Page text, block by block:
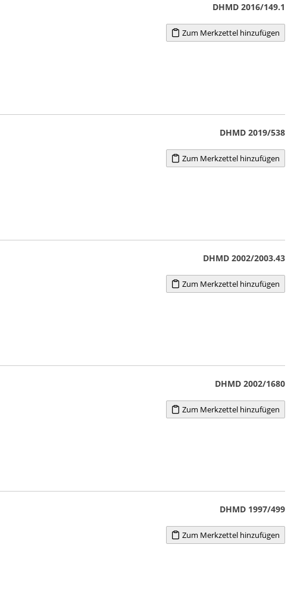
DHMD 2016/149.1
Zum Merkzettel hinzufügen
DHMD 2019/538
Zum Merkzettel hinzufügen
DHMD 2002/2003.43
Zum Merkzettel hinzufügen
DHMD 2002/1680
Zum Merkzettel hinzufügen
DHMD 1997/499
Zum Merkzettel hinzufügen